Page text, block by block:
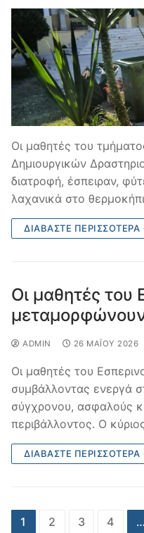
Οι μαθητές του
Δημιουργικών
διατροφή, έσπειραν,
λαχανικά στο
ΔΙΑΒΆΣΤΕ ΠΕΡΙΣΣΌΤΕΡΑ
Οι μαθητές του
ADMIN 26 ΜΑΪ́ΟΥ 2026
Οι μαθητές του
συμβάλλοντας ενεργά
σύγχρονου, ασφαλούς
περιβάλλοντος. Ο
ΔΙΑΒΆΣΤΕ ΠΕΡΙΣΣΌΤΕΡΑ
Σελιδοποίηση
1 2 3 4 …